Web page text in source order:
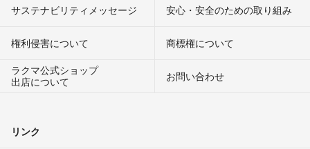
サステナビリティメッセージ 安心・安全のための取り組み
権利侵害について
商標権について
ラクマ公式ショップ
出店について
お問い合わせ
リンク